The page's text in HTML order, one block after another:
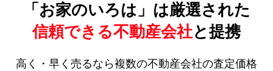
「お家のいろは」は厳選された
信頼できる不動産会社と提携
高く・早く売るなら複数の不動産会社の査定価格